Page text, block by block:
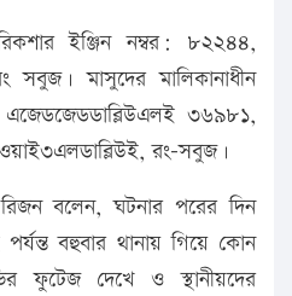
ইঞ্জিন নম্বর: ৮২২৪৪,
মাসুদের মালিকানাধীন
৩৬৯৮১,
রং-সবুজ।
বলেন, ঘটনার পরের দিন
বহুবার থানায় গিয়ে কোন
ফুটেজ দেখে ও স্থানীয়দের